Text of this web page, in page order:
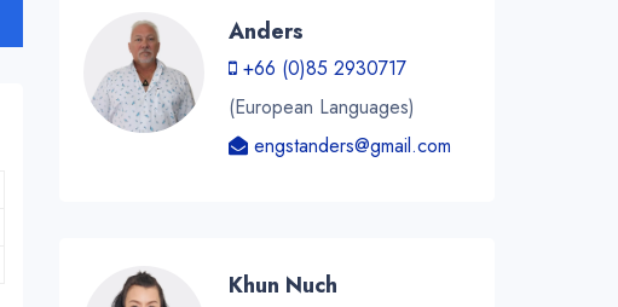
Anders
+66 (0)85 2930717
(European Languages)
engstanders@gmail.com
Khun Nuch